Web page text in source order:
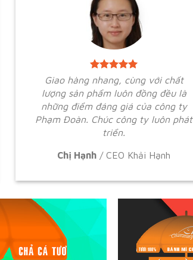
Giao hàng nhang, cùng với chất
lượng sản phẩm luôn đồng đều là
những điểm đáng giá của công ty
Phạm Đoàn. Chúc công ty luôn phát
triển.
Chị Hạnh / CEO Khải Hạnh